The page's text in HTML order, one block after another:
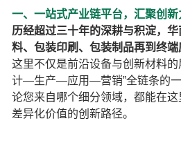
一、一站式产业链平台，汇聚创新
历经超过三十年的深耕与积淀，
料、包装印刷、包装制品再到终端
这里不仅是前沿设备与创新材料
计—生产—应用—营销”全链条的
论您来自哪个细分领域，都能在
差异化价值的创新路径。